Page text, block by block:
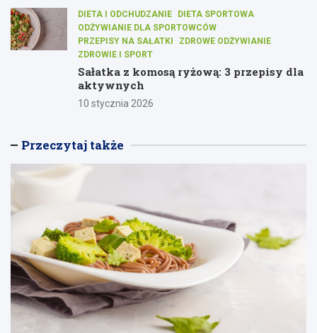
DIETA I ODCHUDZANIE
DIETA SPORTOWA
ODŻYWIANIE DLA SPORTOWCÓW
PRZEPISY NA SAŁATKI
ZDROWE ODŻYWIANIE
ZDROWIE I SPORT
Sałatka z komosą ryżową: 3 przepisy dla
aktywnych
10 stycznia 2026
Przeczytaj także